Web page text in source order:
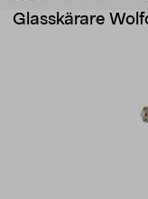
Glasskärare